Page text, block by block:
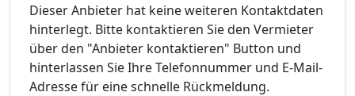
Dieser Anbieter hat keine weiteren Kontaktdaten
hinterlegt. Bitte kontaktieren Sie den Vermieter
über den "Anbieter kontaktieren" Button und
hinterlassen Sie Ihre Telefonnummer und E-Mail-
Adresse für eine schnelle Rückmeldung.